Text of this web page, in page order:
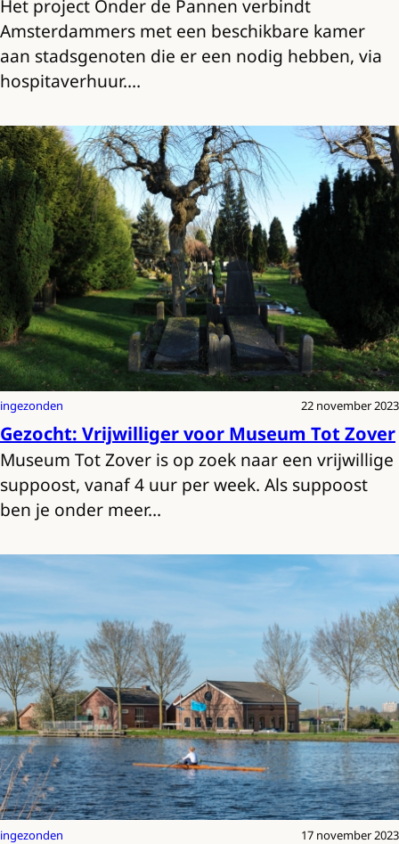
Het project Onder de Pannen verbindt
Amsterdammers met een beschikbare kamer
aan stadsgenoten die er een nodig hebben, via
hospitaverhuur.…
ingezonden 22 november 2023
Gezocht: Vrijwilliger voor Museum Tot Zover
Museum Tot Zover is op zoek naar een vrijwillige
suppoost, vanaf 4 uur per week. Als suppoost
ben je onder meer…
ingezonden 17 november 2023